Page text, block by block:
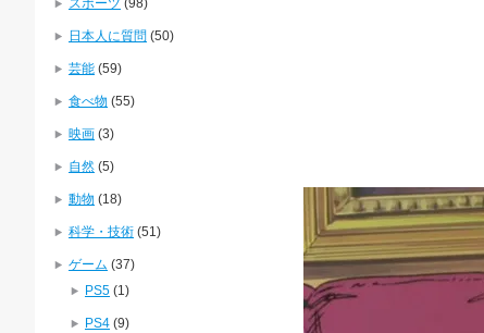
日本人に質問 (50)
芸能 (59)
食べ物 (55)
映画 (3)
自然 (5)
動物 (18)
科学・技術 (51)
ゲーム (37)
PS5 (1)
PS4 (9)